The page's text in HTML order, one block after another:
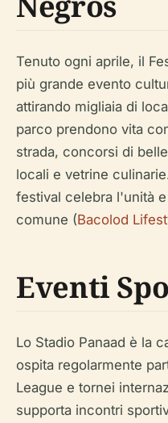
Tenuto ogni aprile, il
più grande evento
attirando migliaia di
parco prendono vita
strada, concorsi di
locali e vetrine
festival celebra l'unità
comune (Bacolod
Eventi
Lo Stadio Panaad è la
ospita regolarmente
League e tornei
supporta incontri